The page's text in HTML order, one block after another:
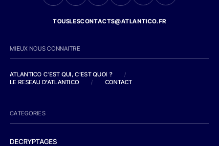
TOUSLESCONTACTS@ATLANTICO.FR
MIEUX NOUS CONNAITRE
ATLANTICO C'EST QUI, C'EST QUOI ?
/
LE RESEAU D'ATLANTICO
/ CONTACT
CATEGORIES
DECRYPTAGES